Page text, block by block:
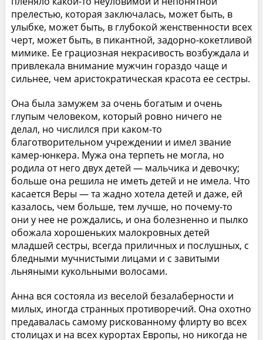
прелестью, которая заключалась, может быть, в
улыбке, может быть, в глубокой женственности всех
черт, может быть, в пикантной, задорно-кокетливой
мимике. Ее грациозная некрасивость возбуждала и
привлекала внимание мужчин гораздо чаще и
сильнее, чем аристократическая красота ее сестры.
Она была замужем за очень богатым и очень
глупым человеком, который ровно ничего не
делал, но числился при каком-то
благотворительном учреждении и имел звание
камер-юнкера. Мужа она терпеть не могла, но
родила от него двух детей — мальчика и девочку;
больше она решила не иметь детей и не имела. Что
касается Веры — та жадно хотела детей и даже, ей
казалось, чем больше, тем лучше, но почему-то
они у нее не рождались, и она болезненно и пылко
обожала хорошеньких малокровных детей
младшей сестры, всегда приличных и послушных, с
бледными мучнистыми лицами и с завитыми
льняными кукольными волосами.
Анна вся состояла из веселой безалаберности и
милых, иногда странных противоречий. Она охотно
предавалась самому рискованному флирту во всех
столицах и на всех курортах Европы, но никогда не